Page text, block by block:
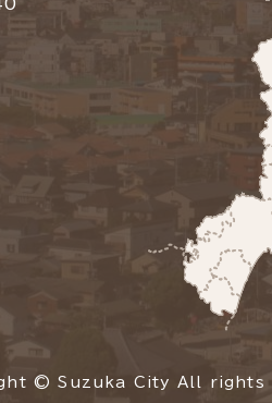
© Suzuka City All rights